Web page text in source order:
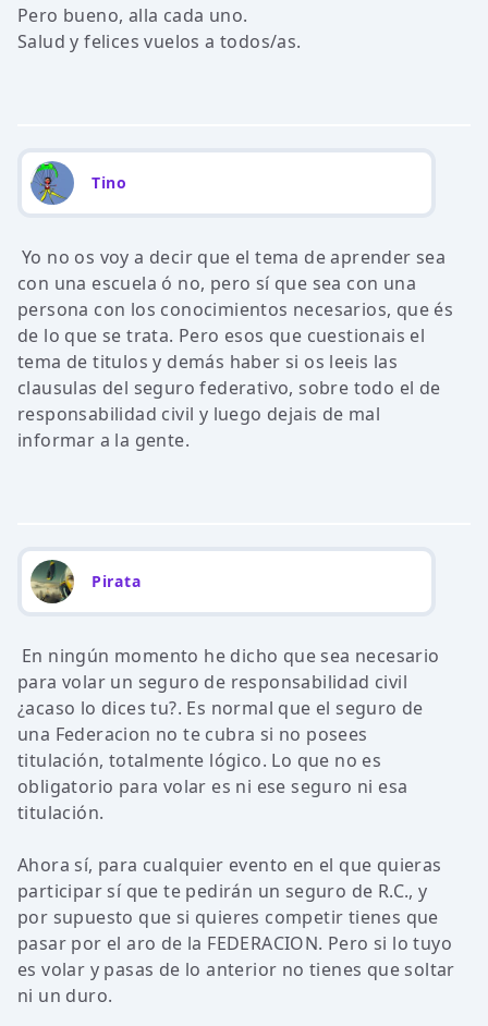
Pero bueno, alla cada uno.
Salud y felices vuelos a todos/as.
Tino
Yo no os voy a decir que el tema de aprender sea
con una escuela ó no, pero sí que sea con una
persona con los conocimientos necesarios, que és
de lo que se trata. Pero esos que cuestionais el
tema de titulos y demás haber si os leeis las
clausulas del seguro federativo, sobre todo el de
responsabilidad civil y luego dejais de mal
informar a la gente.
Pirata
En ningún momento he dicho que sea necesario
para volar un seguro de responsabilidad civil
¿acaso lo dices tu?. Es normal que el seguro de
una Federacion no te cubra si no posees
titulación, totalmente lógico. Lo que no es
obligatorio para volar es ni ese seguro ni esa
titulación.
Ahora sí, para cualquier evento en el que quieras
participar sí que te pedirán un seguro de R.C., y
por supuesto que si quieres competir tienes que
pasar por el aro de la FEDERACION. Pero si lo tuyo
es volar y pasas de lo anterior no tienes que soltar
ni un duro.